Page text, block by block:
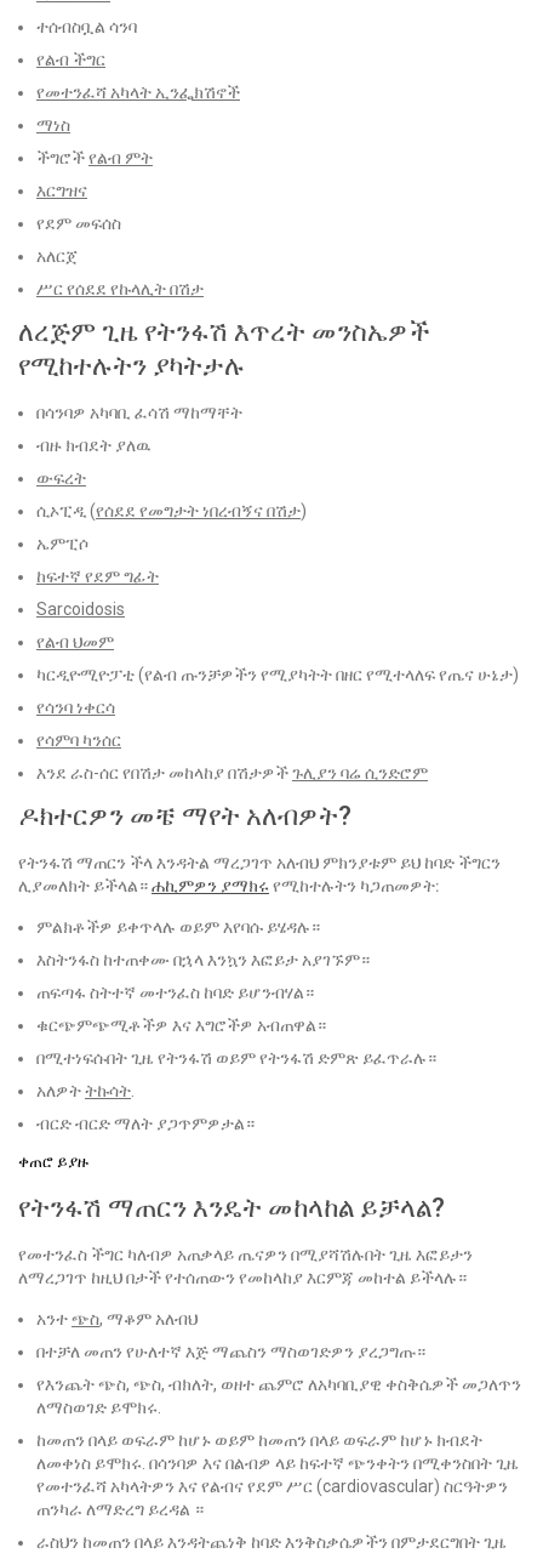
ተሰብስቧል ሳንባ
የልብ ችግር
የመተንፈሻ አካላት ኢንፌክሽኖች
ማነስ
ችግሮችየልብ ምት
እርግዝና
የደም መፍሰስ
አለርጀ
ሥር የሰደደ የኩላሊት በሽታ
ለረጅም ጊዜ የትንፋሽ እጥረት መንስኤዎች
የሚከተሉትን ያካትታሉ
በሳንባዎ አካባቢ ፈሳሽ ማከማቸት
ብዙ ክብደት ያለዉ
ውፍረት
ሲኦፒዲ (የሰደደ የመግታት ነበረብኝና በሽታ)
ኤምፒሶ
ከፍተኛ የደም ግፊት
Sarcoidosis
የልብ ህመም
ካርዲዮሚዮፓቲ (የልብ ጡንቻዎችን የሚያካትት በዘር የሚተላለፍ የጤና ሁኔታ)
የሳንባ ነቀርሳ
የሳምባ ካንሰር
እንደ ራስ-ሰር የበሽታ መከላከያ በሽታዎችጉሊያን ባሬ ሲንድሮም
ዶክተርዎን መቼ ማየት አለብዎት?
የትንፋሽ ማጠርን ችላ እንዳትል ማረጋገጥ አለብህ ምክንያቱም ይህ ከባድ ችግርን
ሊያመለክት ይችላል።ሐኪምዎን ያማክሩ የሚከተሉትን ካጋጠመዎት:
ምልክቶችዎ ይቀጥላሉ ወይም እየባሱ ይሄዳሉ።
እስትንፋስ ከተጠቀሙ በኋላ እንኳን እፎይታ አያገኙም።
ጠፍጣፋ ስትተኛ መተንፈስ ከባድ ይሆንብሃል።
ቁርጭምጭሚቶችዎ እና እግሮችዎ አብጠዋል።
በሚተነፍሱበት ጊዜ የትንፋሽ ወይም የትንፋሽ ድምጽ ይፈጥራሉ።
አለዎትትኩሳት
ብርድ ብርድ ማለት ያጋጥምዎታል።
ቀጠሮ ይያዙ
የትንፋሽ ማጠርን እንዴት መከላከል ይቻላል?
የመተንፈስ ችግር ካለብዎ አጠቃላይ ጤናዎን በሚያሻሽሉበት ጊዜ እፎይታን
ለማረጋገጥ ከዚህ በታች የተሰጠውን የመከላከያ እርምጃ መከተል ይችላሉ።
አንተጭስ, ማቆም አለብህ
በተቻለ መጠን የሁለተኛ እጅ ማጨስን ማስወገድዎን ያረጋግጡ።
የእንጨት ጭስ, ጭስ, ብክለት, ወዘተ ጨምሮ ለአካባቢያዊ ቀስቅሴዎች መጋለጥን
ለማስወገድ ይሞክሩ.
ከመጠን በላይ ወፍራም ከሆኑ ወይም ከመጠን በላይ ወፍራም ከሆኑ ክብደት
ለመቀነስ ይሞክሩ. በሳንባዎ እና በልብዎ ላይ ከፍተኛ ጭንቀትን በሚቀንስበት ጊዜ
የመተንፈሻ አካላትዎን እና የልብና የደም ሥር (cardiovascular) ስርዓትዎን
ጠንካራ ለማድረግ ይረዳል ።
ራስህን ከመጠን በላይ እንዳትጨነቅ ከባድ እንቅስቃሴዎችን በምታደርግበት ጊዜ